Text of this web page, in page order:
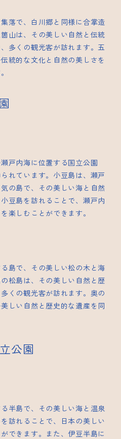
落で、白川郷と同様に合掌造
山は、その美しい自然と伝統
多くの観光客が訪れます。五
統的な文化と自然の美しさを
戸内海に位置する国立公園
れています。小豆島は、瀬戸
の島で、その美しい海と自然
豆島を訪れることで、瀬戸内
楽しむことができます。
島で、その美しい松の木と海
松島は、その美しい自然と歴
くの観光客が訪れます。奥の
しい自然と歴史的な遺産を同
公園
半島で、その美しい海と温泉
訪れることで、日本の美しい
できます。また、伊豆半島に